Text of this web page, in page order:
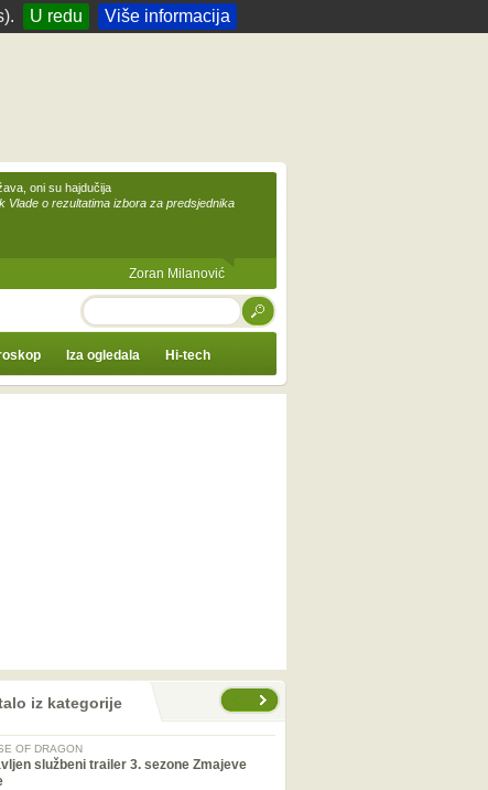
U redu Više informacija
oni su hajdučija
Vlade o rezultatima izbora za predsjednika
Zoran Milanović
TRAŽI
Iza ogledala Hi-tech
iz kategorije
OF DRAGON
službeni trailer 3. sezone Zmajeve